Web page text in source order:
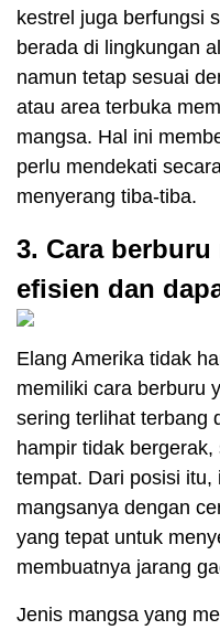
kestrel juga berfungsi
berada di lingkungan
namun tetap sesuai
atau area terbuka
mangsa. Hal ini
perlu mendekati
menyerang tiba-tiba.
3. Cara
efisien dan
Elang Amerika tidak
memiliki cara berburu
sering terlihat terbang
hampir tidak
tempat. Dari posisi itu,
mangsanya dengan
yang tepat untuk
membuatnya jarang
Jenis mangsa yang